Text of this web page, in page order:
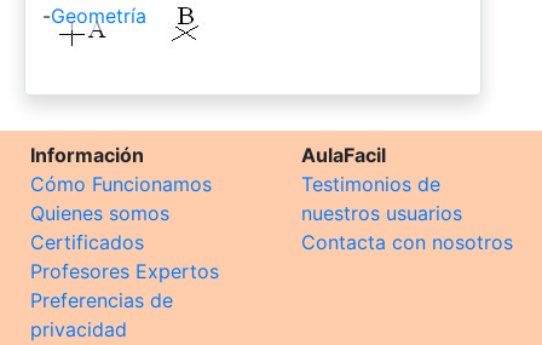
-Geometría
Información
Cómo Funcionamos
Quienes somos
Certificados
Profesores Expertos
Preferencias de
privacidad
AulaFacil
Testimonios de
nuestros usuarios
Contacta con nosotros